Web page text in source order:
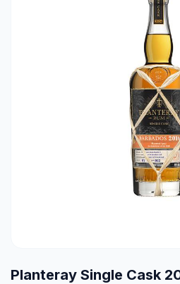
Planteray Single Cask